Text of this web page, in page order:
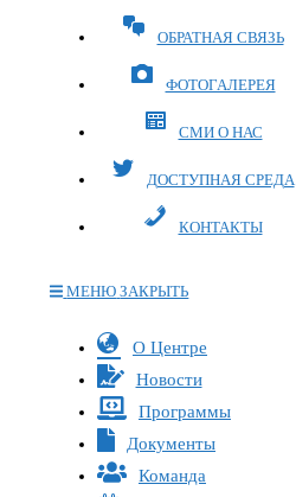
ОБРАТНАЯ СВЯЗЬ
ФОТОГАЛЕРЕЯ
СМИ О НАС
ДОСТУПНАЯ СРЕДА
КОНТАКТЫ
МЕНЮ ЗАКРЫТЬ
Переключите
кнопку,
чтобы
развернуть
свернуть
О Центре
Новости
Программы
Документы
Команда